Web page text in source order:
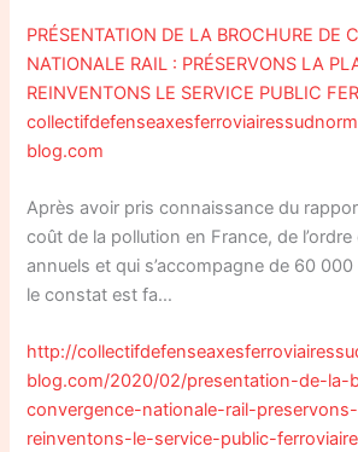
PRÉSENTATION DE LA BROCHURE DE
NATIONALE RAIL : PRÉSERVONS LA
REINVENTONS LE SERVICE PUBLIC
blog.com
Après avoir pris connaissance du
coût de la pollution en France, de
annuels et qui s’accompagne de 60
le constat est fa…
http://
blog.com/2020/02/presentation-de-la-
convergence-nationale-rail-
reinventons-le-service-public-